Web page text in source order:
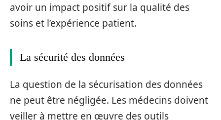
avoir un impact positif sur la qualité des
soins et l’expérience patient.
La sécurité des données
La question de la sécurisation des données
ne peut être négligée. Les médecins doivent
veiller à mettre en œuvre des outils